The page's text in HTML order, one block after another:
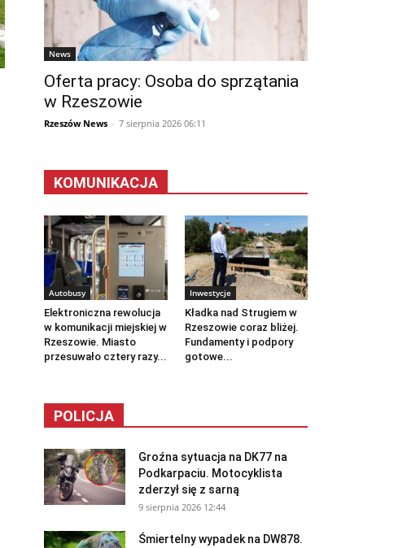
News
Oferta pracy: Osoba do sprzątania
w Rzeszowie
Rzeszów News - 7 sierpnia 2026 06:11
KOMUNIKACJA
Autobusy
Elektroniczna rewolucja
w komunikacji miejskiej w
Rzeszowie. Miasto
przesuwało cztery razy...
Inwestycje
Kładka nad Strugiem w
Rzeszowie coraz bliżej.
Fundamenty i podpory
gotowe...
POLICJA
Groźna sytuacja na DK77 na
Podkarpaciu. Motocyklista
zderzył się z sarną
9 sierpnia 2026 12:44
Śmiertelny wypadek na DW878.